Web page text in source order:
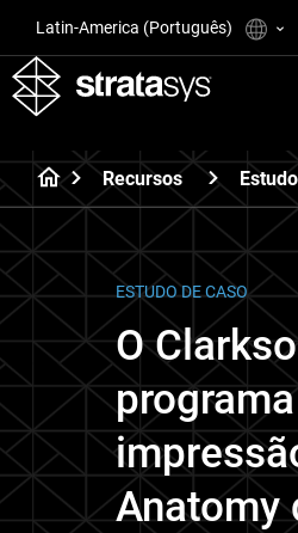
Latin-America (Português)
Recursos
ESTUDO DE CASO
O
Anatomy